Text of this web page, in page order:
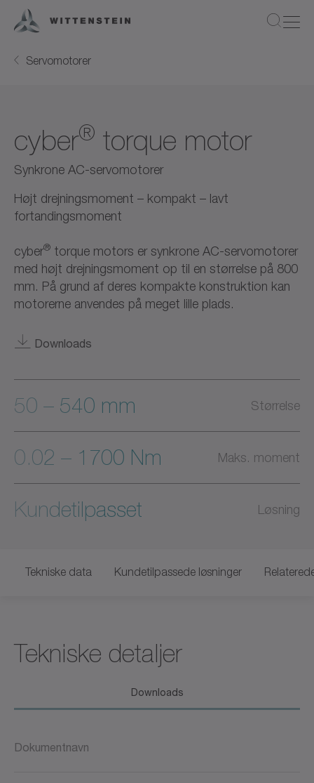
Servomotorer
cyber® torque motor
Synkrone AC-servomotorer
Højt drejningsmoment – kompakt – lavt
fortandingsmoment
cyber® torque motors er synkrone AC-servomotorer
med højt drejningsmoment op til en størrelse på 800
mm. På grund af deres kompakte konstruktion kan
motorerne anvendes på meget lille plads.
Downloads
50 – 540 mm Størrelse
0.02 – 1700 Nm Maks. moment
Kundetilpasset Løsning
Tekniske data Kundetilpassede løsninger
Tekniske detaljer
Downloads
Dokumentnavn